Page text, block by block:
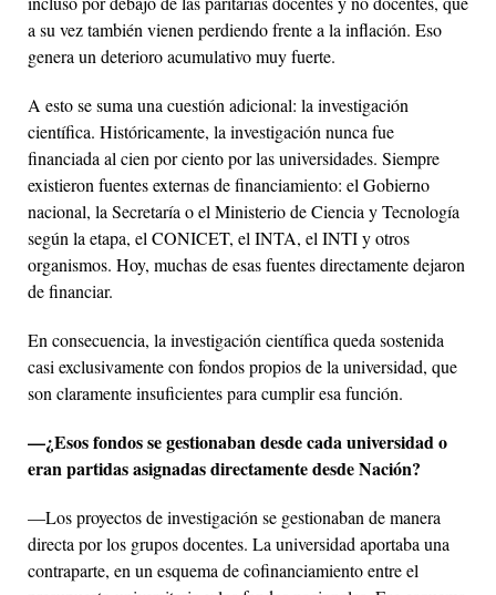
a su vez también vienen perdiendo frente a la inflación. Eso
genera un deterioro acumulativo muy fuerte.
A esto se suma una cuestión adicional: la investigación
científica. Históricamente, la investigación nunca fue
financiada al cien por ciento por las universidades. Siempre
existieron fuentes externas de financiamiento: el Gobierno
nacional, la Secretaría o el Ministerio de Ciencia y Tecnología
según la etapa, el CONICET, el INTA, el INTI y otros
organismos. Hoy, muchas de esas fuentes directamente dejaron
de financiar.
En consecuencia, la investigación científica queda sostenida
casi exclusivamente con fondos propios de la universidad, que
son claramente insuficientes para cumplir esa función.
—¿Esos fondos se gestionaban desde cada universidad o
eran partidas asignadas directamente desde Nación?
—Los proyectos de investigación se gestionaban de manera
directa por los grupos docentes. La universidad aportaba una
contraparte, en un esquema de cofinanciamiento entre el